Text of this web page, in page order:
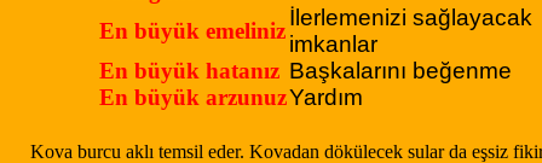
En büyük emeliniz
İlerlemenizi sağlayacak
imkanlar
En büyük hatanız Başkalarını beğenme
En büyük arzunuzYardım
Kova burcu aklı temsil eder. Kovadan dökülecek sular da eşsiz